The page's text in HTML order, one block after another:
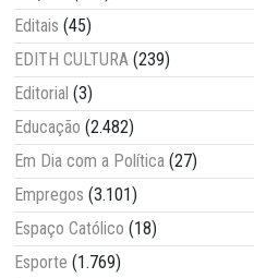
Editais (45)
EDITH CULTURA (239)
Editorial (3)
Educação (2.482)
Em Dia com a Política (27)
Empregos (3.101)
Espaço Católico (18)
Esporte (1.769)